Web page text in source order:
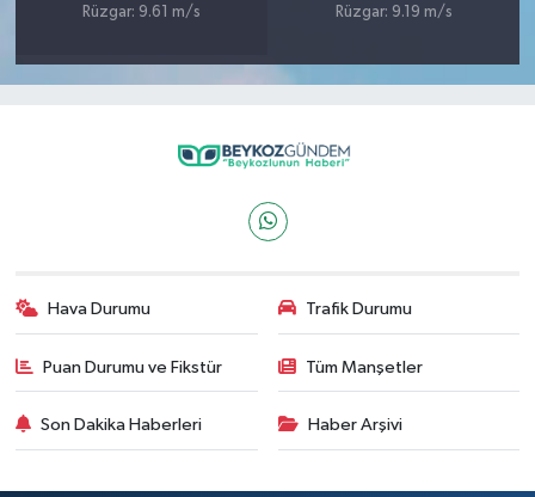
Rüzgar: 9.61 m/s
Rüzgar: 9.19 m/s
Hava Durumu Trafik Durumu
Puan Durumu ve Fikstür Tüm Manşetler
Son Dakika Haberleri Haber Arşivi